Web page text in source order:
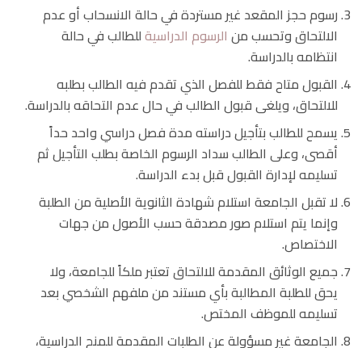
رسوم حجز المقعد غير مستردة في حالة الانسحاب أو عدم
الالتحاق وتحسب من الرسوم الدراسيةللطالب في حالة
انتظامه بالدراسة.
القبول متاح فقط للفصل الذي تقدم فيه الطالب بطلبه
للالتحاق، ويلغى قبول الطالب في حال عدم التحاقه بالدراسة.
يسمح للطالب بتأجيل دراسته مدة فصل دراسي واحد حداً
أقصى، وعلى الطالب سداد الرسوم الخاصة بطلب التأجيل ثم
تسليمه لإدارة القبول قبل بدء الدراسة.
لا تقبل الجامعة استلام شهادة الثانوية الأصلية من الطلبة
وإنما يتم استلام صور مصدقة حسب الأصول من جهات
الاختصاص.
جميع الوثائق المقدمة للالتحاق تعتبر ملكاً للجامعة، ولا
يحق للطلبة المطالبة بأي مستند من ملفهم الشخصي بعد
تسليمه للموظف المختص.
الجامعة غير مسؤولة عن الطلبات المقدمة للمنح الدراسية،